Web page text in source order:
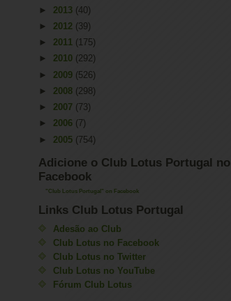
► 2013 (40)
► 2012 (39)
► 2011 (175)
► 2010 (292)
► 2009 (526)
► 2008 (298)
► 2007 (73)
► 2006 (7)
► 2005 (754)
Adicione o Club Lotus Portugal no
Facebook
"Club Lotus Portugal" on Facebook
Links Club Lotus Portugal
Adesão ao Club
Club Lotus no Facebook
Club Lotus no Twitter
Club Lotus no YouTube
Fórum Club Lotus